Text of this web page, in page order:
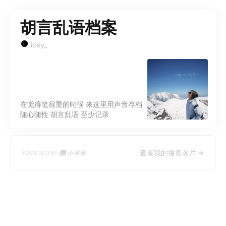
胡言乱语档案
icey_
在觉得笔很重的时候 来这里用声音存档
随心随性 胡言乱语 至少记录
查看我的播客名片